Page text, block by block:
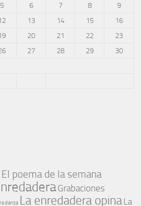
5 6 7 8
9
13 14 15
16
20 21 22
23
27 28 29
30
El poema de la semana
Grabaciones
danza La enredadera opinaLa